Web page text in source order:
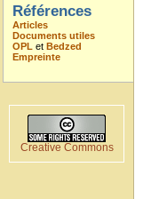
Références
Articles
Documents utiles
OPL et Bedzed
Empreinte
Creative Commons